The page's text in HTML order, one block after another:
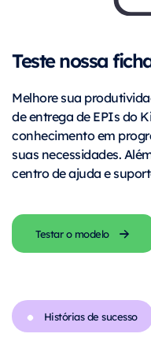
Teste nossa
Melhore sua
de entrega de EPIs do
conhecimento em
suas necessidades.
centro de ajuda e
Testar o modelo
Histórias de sucesso